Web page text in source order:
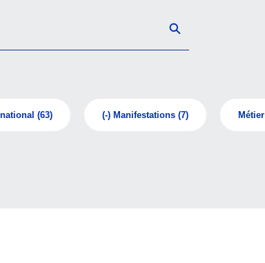
(63) (-) Manifestations (7) Métier